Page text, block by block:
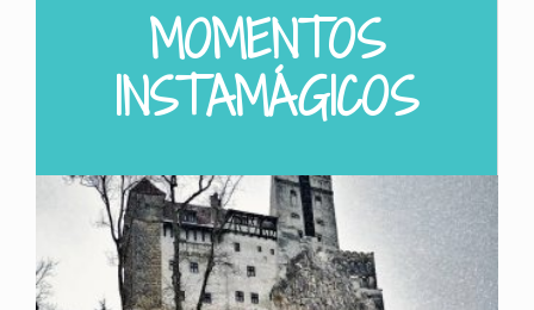
MOMENTOS
INSTAMÁGICOS